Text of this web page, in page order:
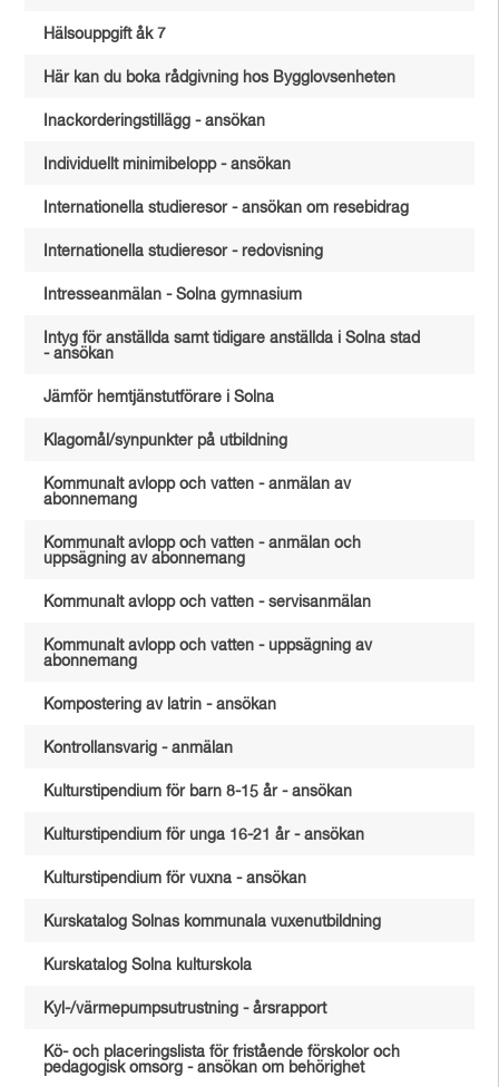
Hälsouppgift åk 7
Här kan du boka rådgivning hos Bygglovsenheten
Inackorderingstillägg - ansökan
Individuellt minimibelopp - ansökan
Internationella studieresor - ansökan om resebidrag
Internationella studieresor - redovisning
Intresseanmälan - Solna gymnasium
Intyg för anställda samt tidigare anställda i Solna stad
- ansökan
Jämför hemtjänstutförare i Solna
Klagomål/synpunkter på utbildning
Kommunalt avlopp och vatten - anmälan av
abonnemang
Kommunalt avlopp och vatten - anmälan och
uppsägning av abonnemang
Kommunalt avlopp och vatten - servisanmälan
Kommunalt avlopp och vatten - uppsägning av
abonnemang
Kompostering av latrin - ansökan
Kontrollansvarig - anmälan
Kulturstipendium för barn 8-15 år - ansökan
Kulturstipendium för unga 16-21 år - ansökan
Kulturstipendium för vuxna - ansökan
Kurskatalog Solnas kommunala vuxenutbildning
Kurskatalog Solna kulturskola
Kyl-/värmepumpsutrustning - årsrapport
Kö- och placeringslista för fristående förskolor och
pedagogisk omsorg - ansökan om behörighet